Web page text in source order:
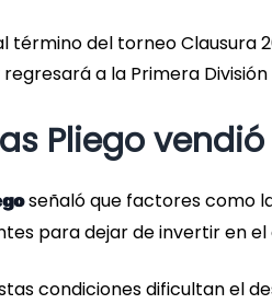
término del torneo Clausura
a la Primera
Pliego
señaló que factores como
para dejar de invertir en el
condiciones dificultan el